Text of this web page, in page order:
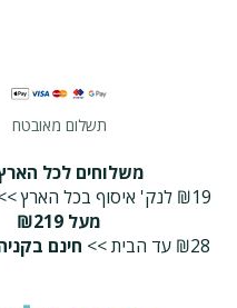
תשלום מאובטח
משלוחים לכל
₪19 לנק' איסוף בכל הארץ >>
מעל ₪219
₪28 עד הבית >>
חינם בקניה